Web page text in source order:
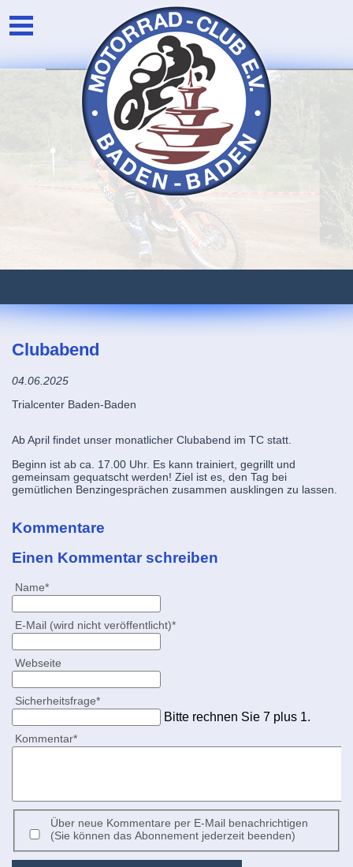
Clubabend
04.06.2025
Trialcenter Baden-Baden
Ab April findet unser monatlicher Clubabend im TC statt.
Beginn ist ab ca. 17.00 Uhr. Es kann trainiert, gegrillt und
gemeinsam gequatscht werden! Ziel ist es, den Tag bei
gemütlichen Benzingesprächen zusammen ausklingen zu lassen.
Kommentare
Einen Kommentar schreiben
Pflichtfeld
Name*
Pflichtfeld
E-Mail (wird nicht veröffentlicht)*
Webseite
Pflichtfeld
Sicherheitsfrage*
Bitte rechnen Sie 7 plus 1.
Pflichtfeld
Kommentar*
Über neue Kommentare per E-Mail benachrichtigen
(Sie können das Abonnement jederzeit beenden)
Unser Verein
Die Vorstandschaft